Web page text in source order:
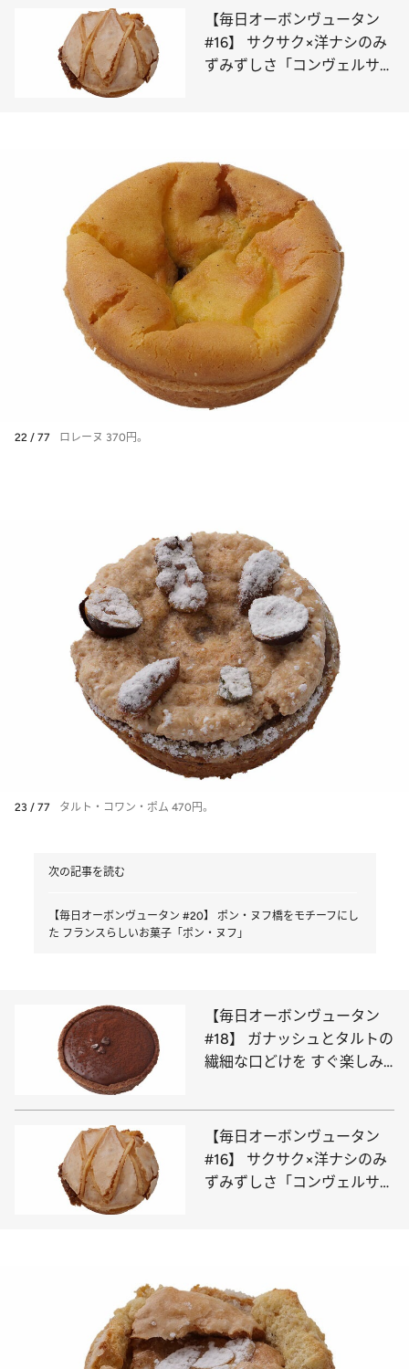
【毎日オーボンヴュータン
#16】 サクサク×洋ナシのみ
ずみずしさ「コンヴェルサシ
22 / 77 ロレーヌ 370円。
23 / 77 タルト・コワン・ポム 470円。
次の記事を読む
【毎日オーボンヴュータン #20】 ポン・ヌフ橋をモチーフにし
た フランスらしいお菓子「ポン・ヌフ」
【毎日オーボンヴュータン
#18】 ガナッシュとタルトの
繊細な口どけを すぐ楽しみ
【毎日オーボンヴュータン
#16】 サクサク×洋ナシのみ
ずみずしさ「コンヴェルサシ